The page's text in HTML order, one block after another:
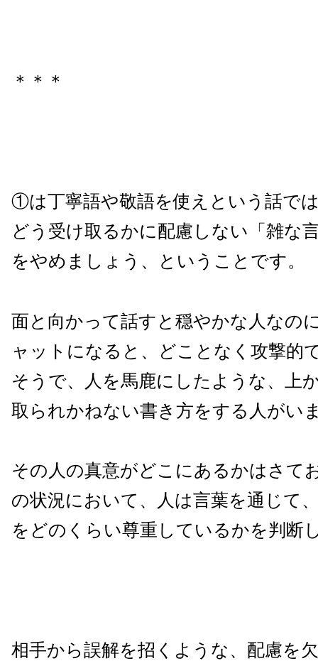
＊＊＊
①は丁寧語や敬語を使えという話で
どう受け取るかに配慮しない「雑な
をやめましょう、ということです。
面と向かって話すと穏やかな人なの
ャットになると、どことなく攻撃的
そうで、人を馬鹿にしたような、上
取られかねない書き方をする人がい
その人の真意がどこにあるかはさて
の状況において、人は言葉を通じて
をどのくらい尊重しているかを判断
相手から誤解を招くような、配慮を